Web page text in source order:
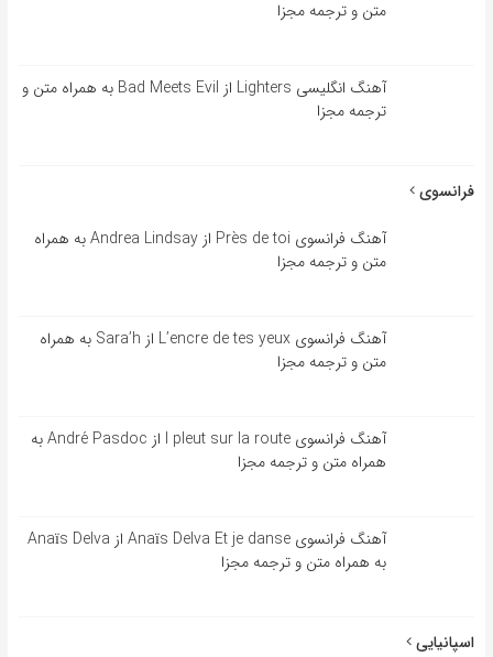
متن و ترجمه مجزا
آهنگ انگلیسی Lighters از Bad Meets Evil به همراه متن و
ترجمه مجزا
فرانسوی
آهنگ فرانسوی Près de toi از Andrea Lindsay به همراه
متن و ترجمه مجزا
آهنگ فرانسوی L’encre de tes yeux از Sara’h به همراه
متن و ترجمه مجزا
آهنگ فرانسوی l pleut sur la route از André Pasdoc به
همراه متن و ترجمه مجزا
آهنگ فرانسوی Anaïs Delva Et je danse از Anaïs Delva
به همراه متن و ترجمه مجزا
اسپانیایی